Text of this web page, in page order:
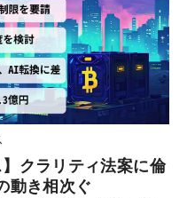
】クラリティ法案に倫
動き相次ぐ